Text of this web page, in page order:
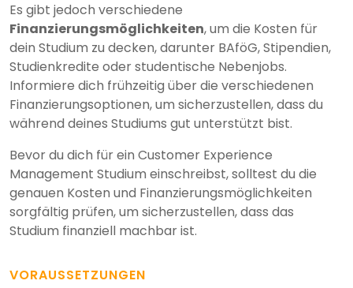
Es gibt jedoch verschiedene
Finanzierungsmöglichkeiten, um die Kosten für
dein Studium zu decken, darunter BAföG, Stipendien,
Studienkredite oder studentische Nebenjobs.
Informiere dich frühzeitig über die verschiedenen
Finanzierungsoptionen, um sicherzustellen, dass du
während deines Studiums gut unterstützt bist.
Bevor du dich für ein Customer Experience
Management Studium einschreibst, solltest du die
genauen Kosten und Finanzierungsmöglichkeiten
sorgfältig prüfen, um sicherzustellen, dass das
Studium finanziell machbar ist.
VORAUSSETZUNGEN